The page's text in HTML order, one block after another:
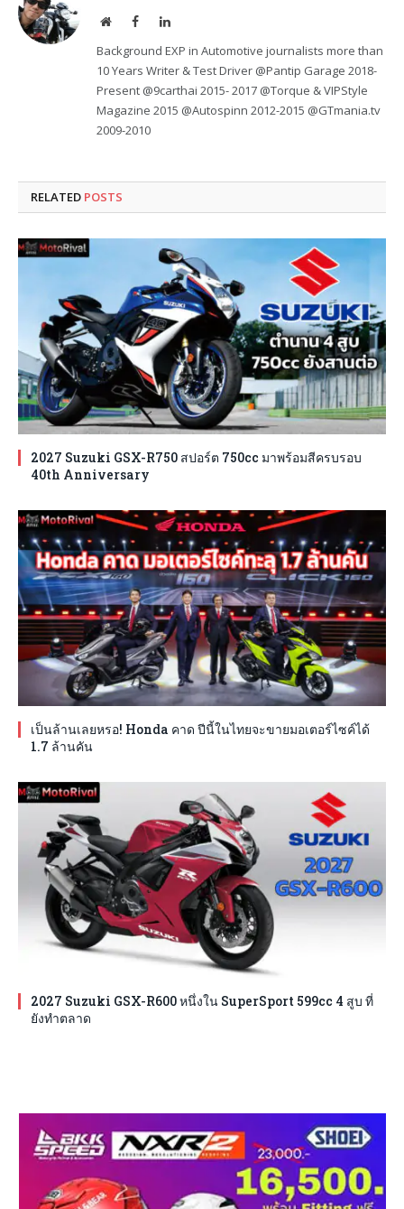
WebsiteFacebookLinkedIn
Background EXP in Automotive journalists more than
10 Years Writer & Test Driver @Pantip Garage 2018-
Present @9carthai 2015- 2017 @Torque & VIPStyle
Magazine 2015 @Autospinn 2012-2015 @GTmania.tv
2009-2010
RELATED POSTS
2027 Suzuki GSX-R750 สปอร์ต 750cc มาพร้อมสีครบรอบ
40th Anniversary
เป็นล้านเลยหรอ! Honda คาด ปีนี้ในไทยจะขายมอเตอร์ไซค์ได้
1.7 ล้านคัน
2027 Suzuki GSX-R600 หนึ่งใน SuperSport 599cc 4 สูบ ที่
ยังทำตลาด